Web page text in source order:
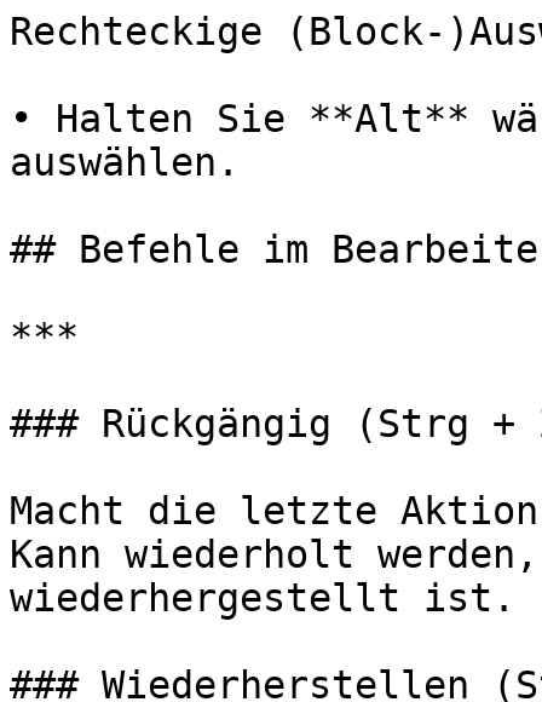
Rechteckige (Block-
• Halten Sie **Alt**
auswählen.
## Befehle im
***
### Rückgängig (Strg +
Macht die letzte
Kann wiederholt
wiederhergestellt ist.
### Wiederherstellen